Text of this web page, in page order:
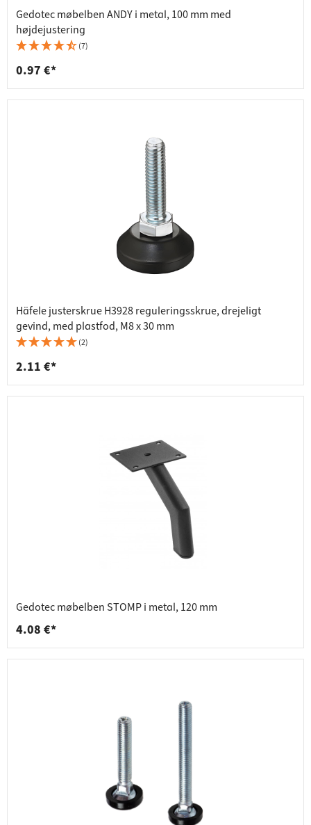
Gedotec møbelben ANDY i metal, 100 mm med
højdejustering
(7)
0.97 €*
Häfele justerskrue H3928 reguleringsskrue, drejeligt
gevind, med plastfod, M8 x 30 mm
(2)
2.11 €*
Gedotec møbelben STOMP i metal, 120 mm
4.08 €*